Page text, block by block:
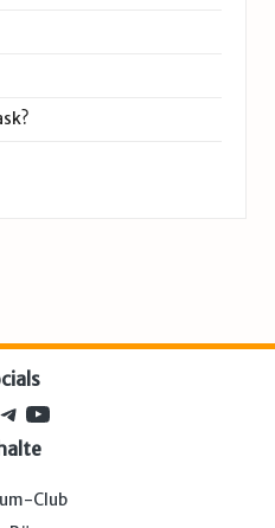
Telegram
YouTube
Club